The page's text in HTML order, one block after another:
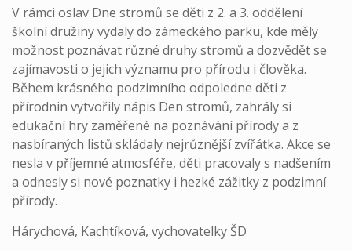
V rámci oslav Dne stromů se děti z 2. a 3. oddělení
školní družiny vydaly do zámeckého parku, kde měly
možnost poznávat různé druhy stromů a dozvědět se
zajímavosti o jejich významu pro přírodu i člověka.
Během krásného podzimního odpoledne děti z
přírodnin vytvořily nápis Den stromů, zahrály si
edukační hry zaměřené na poznávání přírody a z
nasbíraných listů skládaly nejrůznější zvířátka. Akce se
nesla v příjemné atmosféře, děti pracovaly s nadšením
a odnesly si nové poznatky i hezké zážitky z podzimní
přírody.
Hárychová, Kachtíková, vychovatelky ŠD